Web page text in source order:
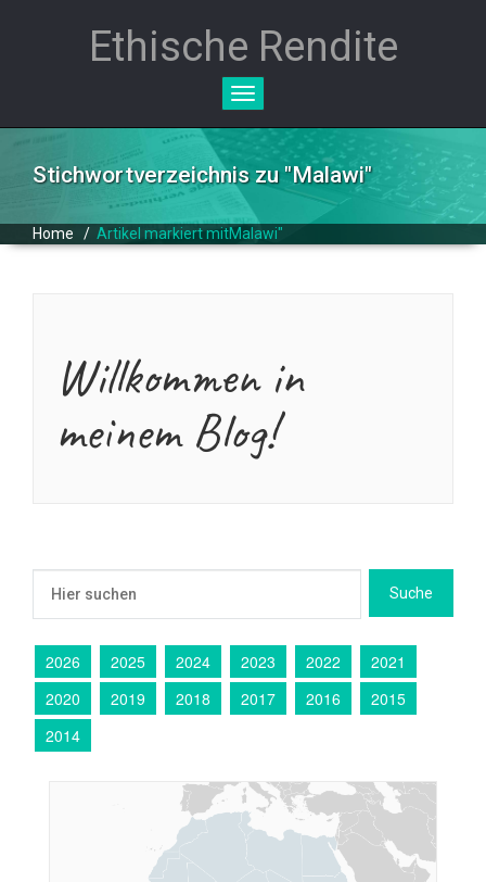
Ethische Rendite
Toggle
Stichwortverzeichnis zu "Malawi"
Home / Artikel markiert mitMalawi"
Willkommen in
meinem Blog!
2026 2025 2024 2023 2022
2021
2020
2019 2018 2017 2016
2015
2014